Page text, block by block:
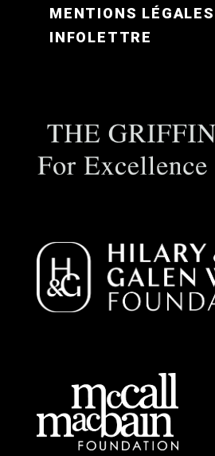
MENTIONS LÉGALES
INFOLETTRE